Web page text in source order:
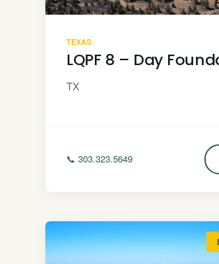
TEXAS
LQPF 8 – Day
TX
📞 303.323.5649